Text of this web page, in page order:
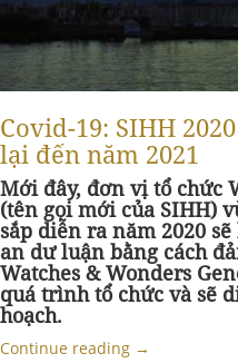
Covid-19: SIHH
lại đến năm 2021
Mới đây, đơn vị tổ chức
(tên gọi mới của SIHH)
sắp diễn ra năm 2020
an dư luận bằng cách
Watches & Wonders
quá trình tổ chức và sẽ
hoạch.
Continue reading →